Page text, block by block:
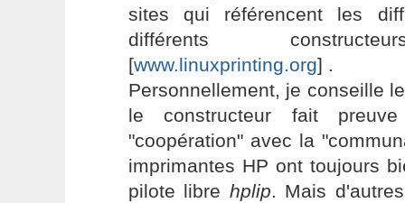
sites qui référencent les
différents
[www.linuxprinting.org] .
Personnellement, je conseille
le constructeur fait
"coopération" avec la
imprimantes HP ont toujours
pilote libre hplip. Mais